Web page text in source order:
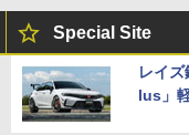
Special Site
レイ
lus」